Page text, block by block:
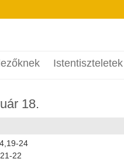
Istentiszteletek
18.
24
22